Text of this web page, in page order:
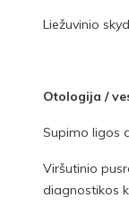
Liežuvinio
Otologija /
Supimo ligos
Viršutinio
diagnostikos